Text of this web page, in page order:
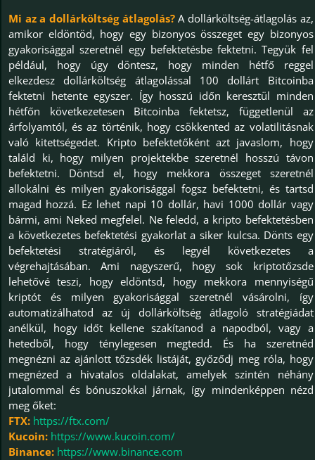
Mi az a dollárköltség átlagolás?A dollárköltség-átlagolás az,
amikor eldöntöd, hogy egy bizonyos összeget egy bizonyos
gyakorisággal szeretnél egy befektetésbe fektetni. Tegyük fel
például, hogy úgy döntesz, hogy minden hétfő reggel
elkezdesz dollárköltség átlagolással 100 dollárt Bitcoinba
fektetni hetente egyszer. Így hosszú időn keresztül minden
hétfőn következetesen Bitcoinba fektetsz, függetlenül az
árfolyamtól, és az történik, hogy csökkented az volatilitásnak
való kitettségedet. Kripto befektetőként azt javaslom, hogy
találd ki, hogy milyen projektekbe szeretnél hosszú távon
befektetni. Döntsd el, hogy mekkora összeget szeretnél
allokálni és milyen gyakorisággal fogsz befektetni, és tartsd
magad hozzá. Ez lehet napi 10 dollár, havi 1000 dollár vagy
bármi, ami Neked megfelel. Ne feledd, a kripto befektetésben
a következetes befektetési gyakorlat a siker kulcsa. Dönts egy
befektetési stratégiáról, és legyél következetes a
végrehajtásában. Ami nagyszerű, hogy sok kriptotőzsde
lehetővé teszi, hogy eldöntsd, hogy mekkora mennyiségű
kriptót és milyen gyakorisággal szeretnél vásárolni, így
automatizálhatod az új dollárköltség átlagoló stratégiádat
anélkül, hogy időt kellene szakítanod a napodból, vagy a
hetedből, hogy ténylegesen megtedd. És ha szeretnéd
megnézni az ajánlott tőzsdék listáját, győződj meg róla, hogy
megnézed a hivatalos oldalakat, amelyek szintén néhány
jutalommal és bónuszokkal járnak, így mindenképpen nézd
meg őket:
FTX: https://ftx.com/
Kucoin: https://www.kucoin.com/
Binance: https://www.binance.com